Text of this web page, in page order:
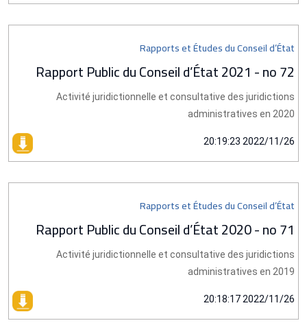
Rapports et Études du Conseil d’État
Rapport Public du Conseil d’État 2021 - no 72
Activité juridictionnelle et consultative des juridictions
administratives en 2020
2022/11/26 20:19:23
Rapports et Études du Conseil d’État
Rapport Public du Conseil d’État 2020 - no 71
Activité juridictionnelle et consultative des juridictions
administratives en 2019
2022/11/26 20:18:17